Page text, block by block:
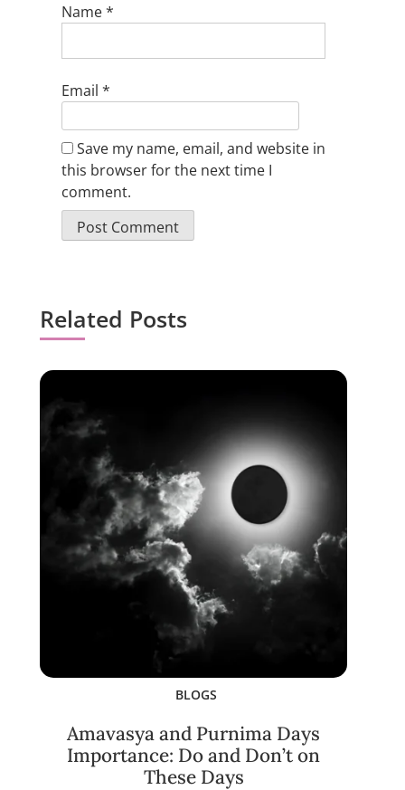
Name*
Email *
Save my name, email, and website in
this browser for the next time I
comment.
Related Posts
BLOGS
Amavasya and Purnima Days
Importance: Do and Don’t on
These Days